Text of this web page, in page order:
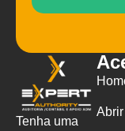
Tenha uma